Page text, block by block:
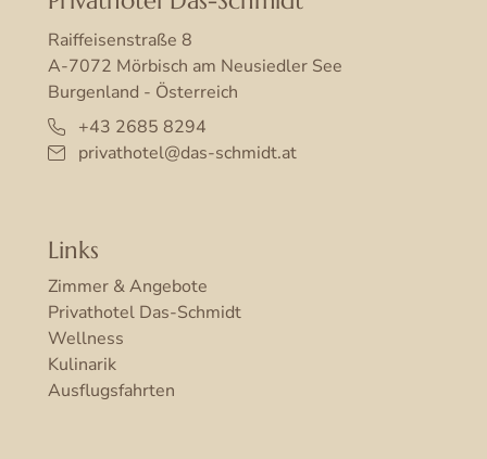
Raiffeisenstraße 8
A-7072 Mörbisch am Neusiedler See
Burgenland - Österreich
+43 2685 8294
privathotel@das-schmidt.at
Links
Zimmer & Angebote
Privathotel Das-Schmidt
Wellness
Kulinarik
Ausflugsfahrten